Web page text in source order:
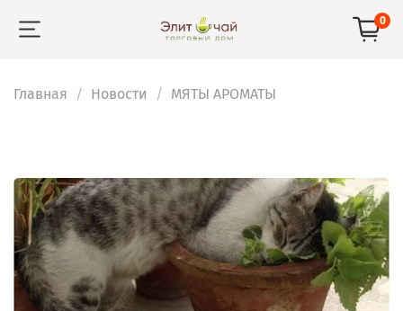
0
Главная Новости МЯТЫ АРОМАТЫ